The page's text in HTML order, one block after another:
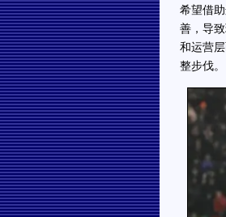
希望借
善，导
和运营
整步伐。